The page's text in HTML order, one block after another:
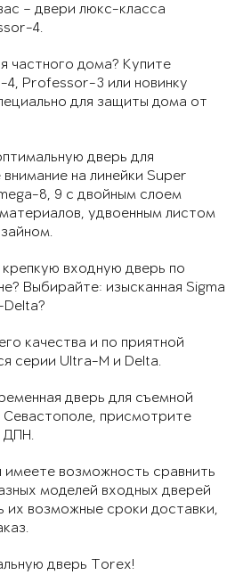
– двери люкс-класса
4.
частного дома? Купите
Professor-3 или новинку
для защиты дома от
дверь для
на линейки Super
8, 9 с двойным слоем
удвоенным листом
входную дверь по
Выбирайте: изысканная Sigma
качества и по приятной
серии Ultra-M и Delta.
дверь для съемной
Севастополе, присмотрите
ДПН.
имеете возможность сравнить
моделей входных дверей
их возможные сроки доставки,
дверь Torex!